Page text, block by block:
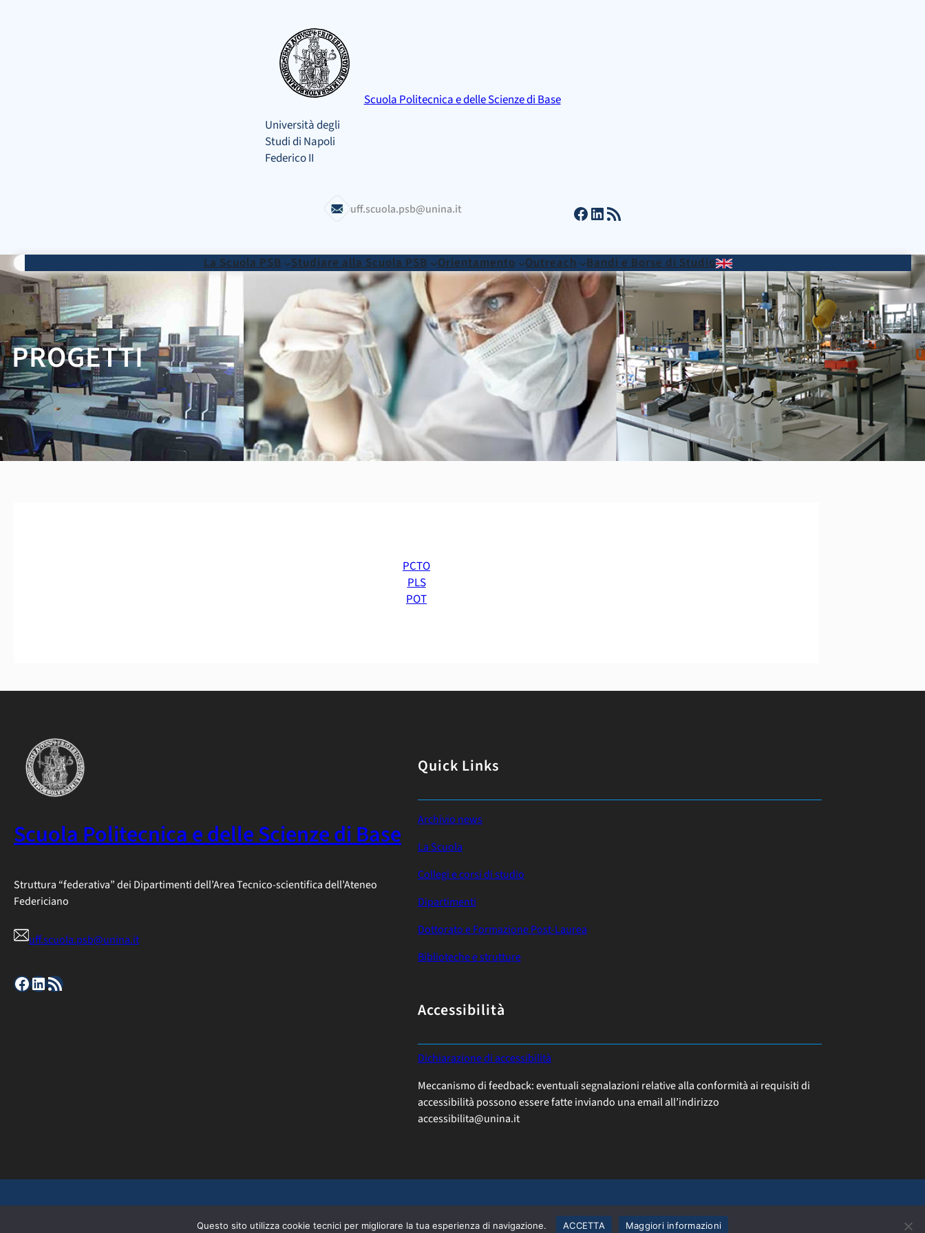
Università degli
Studi di Napoli
Federico II
Scuola Politecnica e delle Scienze di Base
uff.scuola.psb@unina.it Facebook LinkedIn Feed RSS
La Scuola PSB Studiare alla Scuola PSB Orientamento Outreach Bandi e Borse di Studio
PROGETTI
PCTO
PLS
POT
Scuola Politecnica e delle Scienze di Base
Struttura “federativa” dei Dipartimenti dell’Area Tecnico-scientifica dell’Ateneo
Federiciano
uff.scuola.psb@unina.it
Facebook LinkedIn Feed RSS
Quick Links
Archivio news
La Scuola
Collegi e corsi di studio
Dipartimenti
Dottorato e Formazione Post-Laurea
Biblioteche e strutture
Accessibilità
Dichiarazione di accessibilità:
R
O
Meccanismo di feedback: eventuali segnalazioni relative alla conformità ai requisiti di
accessibilità possono essere fatte inviando una email all’indirizzo
accessibilita@unina.it
Scuola Politecnica e delle Scienze di Base
Questo sito utilizza cookie tecnici per migliorare la tua esperienza di navigazione. ACCETTA Maggiori informazioni